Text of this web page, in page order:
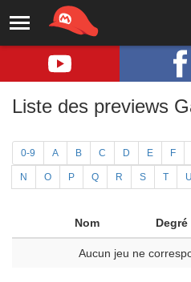
Liste des previews
0-9 A B C D E F
N O P Q R S T U
Nom
Aucun jeu ne